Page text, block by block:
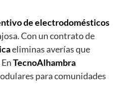
de electrodomésticos
Con un contrato de
eliminas averías que
TecnoAlhambra
para comunidades